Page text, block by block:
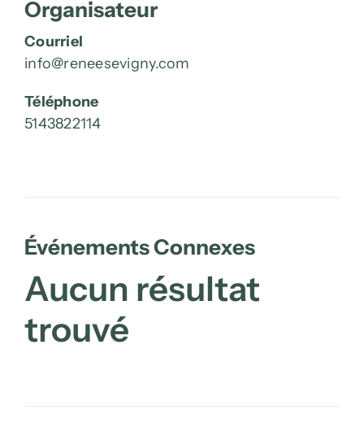
Organisateur
Courriel
info@reneesevigny.com
Téléphone
5143822114
Événements Connexes
Aucun résultat
trouvé